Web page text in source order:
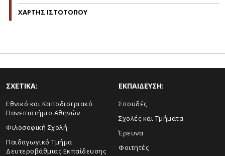
ΧΑΡΤΗΣ ΙΣΤΟΤΟΠΟΥ
ΣΧΕΤΙΚΑ:
Εθνικό και Καποδιστριακό
Πανεπιστήμιο Αθηνών
Φιλοσοφική Σχολή
Παιδαγωγικό Τμήμα
Δευτεροβάθμιας Εκπαίδευσης
ΕΚΠΑΙΔΕΥΣΗ:
Σπουδές
Σχολές και Τμήματα
Έρευνα
Φοιτητές